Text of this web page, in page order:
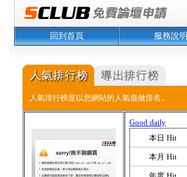
回到首頁 服務說明
人氣排行榜是以您網站的人氣值做排名。
Good daily
本日 Hit
本月 Hit